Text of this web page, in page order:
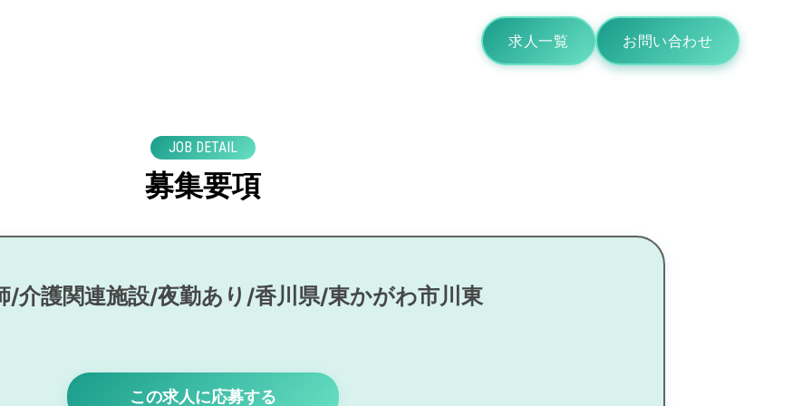
求人一覧 お問い合わせ
JOB DETAIL
募集要項
/介護関連施設/夜勤あり/香川県/東かがわ市川東
この求人に応募する